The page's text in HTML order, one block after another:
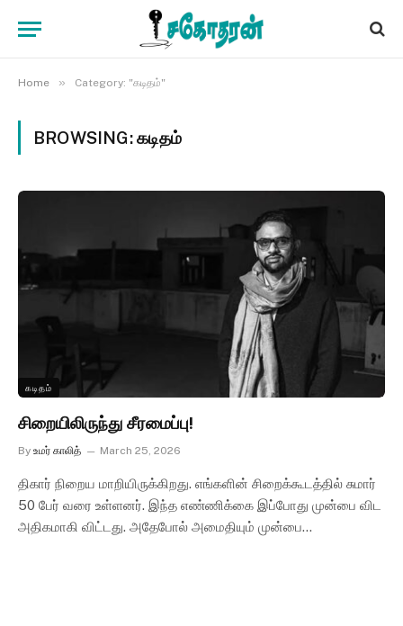
Home » Category: "கடிதம்"
BROWSING:கடிதம்
கடிதம்
சிறையிலிருந்து சீரமைப்பு!
By உமர் காலித் March 25, 2026
திகார் நிறைய மாறியிருக்கிறது. எங்களின் சிறைக்கூடத்தில் சுமார்
50 பேர் வரை உள்ளனர். இந்த எண்ணிக்கை இப்போது முன்பை விட
அதிகமாகி விட்டது. அதேபோல் அமைதியும் முன்பை…